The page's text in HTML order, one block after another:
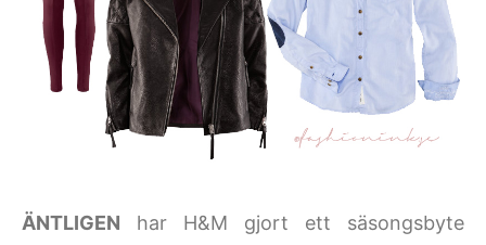
ÄNTLIGEN har H&M gjort ett säsongsbyte